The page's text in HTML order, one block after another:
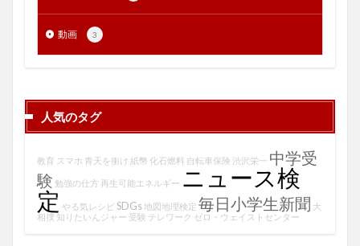
動画 3
人気のタグ
教育 スマホ 青天を衝け 紙幣 化石燃料 自転車保険 渋沢栄一 中学受
験 勉強の仕方 再生可能エネルギー ニュース検
定 やる気レシピ SDGs 地図地理検定 毎日小学生新聞 大
相撲知りたいんジャー 受験 テレワーク ゼロ・ウェイストセンター